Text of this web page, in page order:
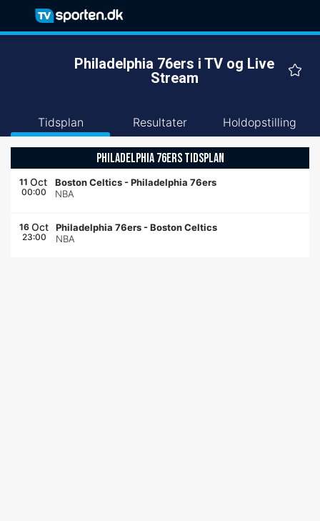
Philadelphia 76ers i TV og Live
Stream
Tidsplan Resultater Holdopstilling
PHILADELPHIA 76ERS TIDSPLAN
11 Oct
00:00
Boston Celtics -Philadelphia 76ers
NBA
16 Oct
23:00
Philadelphia 76ers -Boston Celtics
NBA